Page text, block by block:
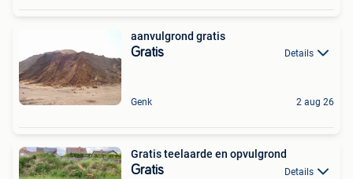
aanvulgrond gratis
Gratis Details
Genk 2 aug 26
Gratis teelaarde en opvulgrond
Gratis Details